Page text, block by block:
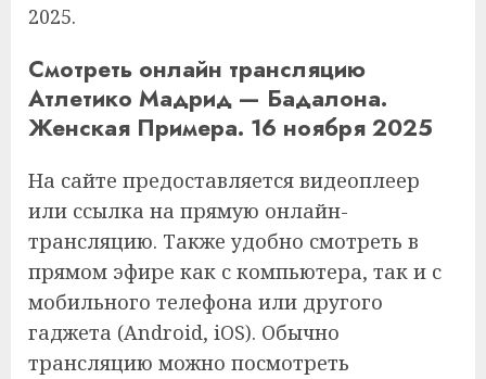
2025.
Смотреть онлайн трансляцию
Атлетико Мадрид — Бадалона.
Женская Примера. 16 ноября 2025
На сайте предоставляется видеоплеер
или ссылка на прямую онлайн-
трансляцию. Также удобно смотреть в
прямом эфире как с компьютера, так и с
мобильного телефона или другого
гаджета (Android, iOS). Обычно
трансляцию можно посмотреть